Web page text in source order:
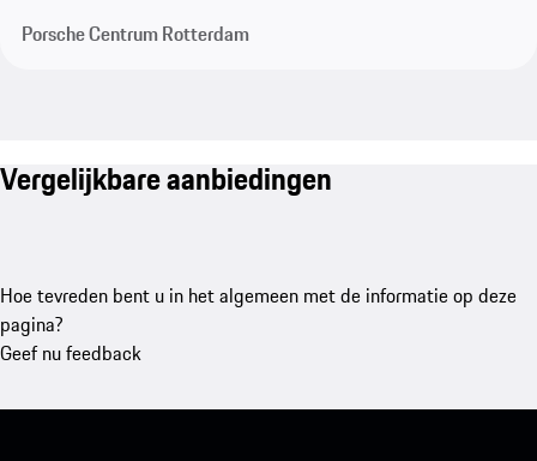
Porsche Centrum Rotterdam
Vergelijkbare aanbiedingen
Hoe tevreden bent u in het algemeen met de informatie op deze
pagina?
Geef nu feedback